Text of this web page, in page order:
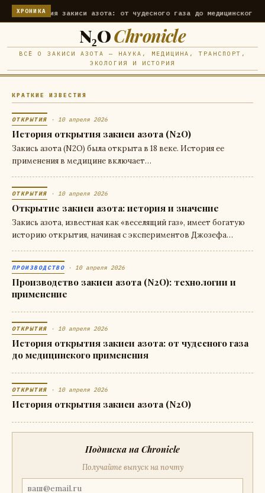
ХРОНИКАзакиси азота: от чудесного газа до медицинского
N₂OChronicle
ВСЁ О ЗАКИСИ АЗОТА — НАУКА, МЕДИЦИНА, ТРАНСПОРТ,
ЭКОЛОГИЯ И ИСТОРИЯ
КРАТКИЕ ИЗВЕСТИЯ
ОТКРЫТИЯ · 10 апреля 2026
История открытия закиси азота (N2O)
Закись азота (N2O) была открыта в 18 веке. История ее
применения в медицине включает…
ОТКРЫТИЯ · 10 апреля 2026
Открытие закиси азота: история и значение
Закись азота, известная как «веселящий газ», имеет богатую
историю открытия, начиная с экспериментов Джозефа…
ПРОИЗВОДСТВО · 10 апреля 2026
Производство закиси азота (N2O): технологии и
применение
ОТКРЫТИЯ · 10 апреля 2026
История открытия закиси азота: от чудесного газа
до медицинского применения
ОТКРЫТИЯ · 10 апреля 2026
История открытия закиси азота (N2O)
Подписка на Chronicle
Получайте выпуск на почту